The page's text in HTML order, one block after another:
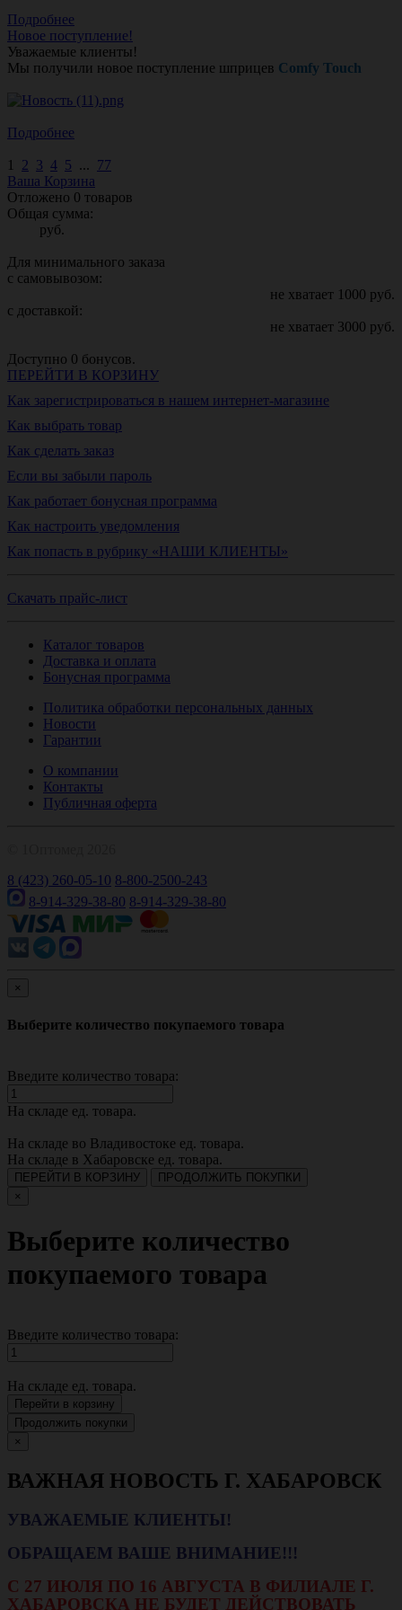
Подробнее
Новое поступление!
Уважаемые клиенты!
Мы получили новое поступление шприцев Comfy Touch
Подробнее
1 2 3 4 5 ... 77
Ваша Корзина
Отложено 0 товаров
Общая сумма:
руб.
Для минимального заказа
с самовывозом:
не хватает 1000 руб.
с доставкой:
не хватает 3000 руб.
Доступно 0 бонусов.
ПЕРЕЙТИ В КОРЗИНУ
Как зарегистрироваться в нашем интернет-магазине
Как выбрать товар
Как сделать заказ
Если вы забыли пароль
Как работает бонусная программа
Как настроить уведомления
Как попасть в рубрику «НАШИ КЛИЕНТЫ»
Скачать прайс-лист
Каталог товаров
Доставка и оплата
Бонусная программа
Политика обработки персональных данных
Новости
Гарантии
О компании
Контакты
Публичная оферта
8 (423) 260-05-10 8-800-2500-243
8-914-329-38-80 8-914-329-38-80
×
Выберите количество покупаемого товара
Введите количество товара:
На складе ед. товара.
На складе во Владивостоке ед. товара.
На складе в Хабаровске ед. товара.
ПЕРЕЙТИ В КОРЗИНУ
ПРОДОЛЖИТЬ ПОКУПКИ
×
Выберите количество
покупаемого товара
Введите количество товара:
На складе ед. товара.
Перейти в корзину
Продолжить покупки
×
ВАЖНАЯ НОВОСТЬ Г. ХАБАРОВСК
УВАЖАЕМЫЕ КЛИЕНТЫ!
ОБРАЩАЕМ ВАШЕ ВНИМАНИЕ!!!
С 27 ИЮЛЯ ПО 16 АВГУСТА В ФИЛИАЛЕ Г.
ХАБАРОВСКА НЕ БУДЕТ ДЕЙСТВОВАТЬ